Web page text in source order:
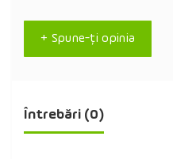
+ Spune-ţi opinia
Întrebări (0)